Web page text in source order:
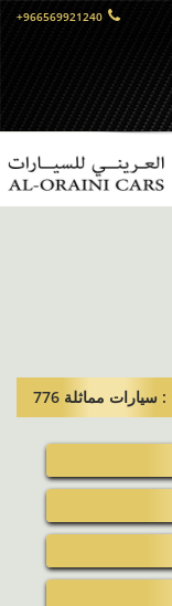
+966569921240
: سيارات مماثلة​ 776